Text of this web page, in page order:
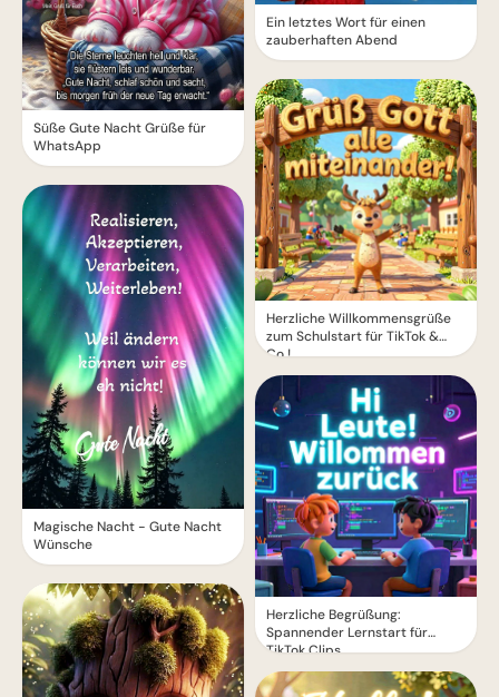
Süße Gute Nacht Grüße für
WhatsApp
Magische Nacht - Gute Nacht
Wünsche
Ein letztes Wort für einen
zauberhaften Abend
Herzliche Willkommensgrüße
zum Schulstart für TikTok &
Co.!
Herzliche Begrüßung:
Spannender Lernstart für
TikTok Clips